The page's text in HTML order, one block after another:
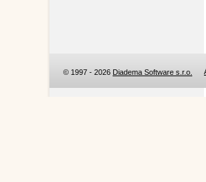
© 1997 - 2026 Diadema Software s.r.o.